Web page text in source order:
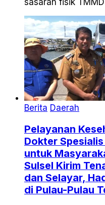
sasaran fisik
Berita Daerah
Pelayanan
Dokter
untuk
Sulsel Kirim
dan Selayar,
di Pulau-Pulau